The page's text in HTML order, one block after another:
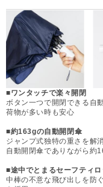
■ワンタッチで楽々開閉
ボタン一つで開閉できる自
荷物が多い時も安心
■約163gの自動開閉傘
ジャンプ式独特の重さを解
自動開閉傘でありながら約
■途中でとまるセーフティロ
中棒の不意な飛び出しを防